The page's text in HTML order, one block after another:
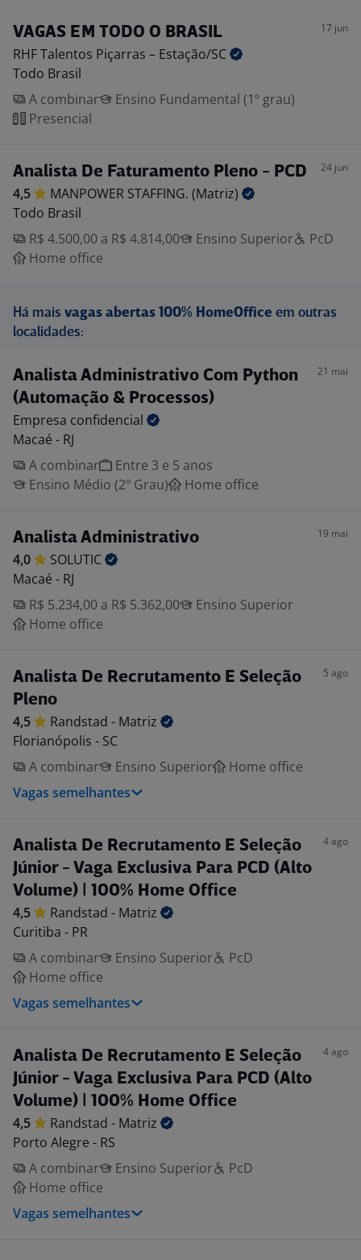
VAGAS EM TODO O BRASIL 17 jun
RHF Talentos Piçarras – Estação/SC
Todo Brasil
A combinar
Ensino Fundamental (1º grau)
Presencial
Analista De Faturamento Pleno - PCD 24 jun
4,5 MANPOWER STAFFING. (Matriz)
Todo Brasil
R$ 4.500,00 a R$ 4.814,00
Ensino Superior
PcD
Home office
Há mais vagas abertas 100% HomeOffice em outras
localidades:
Analista Administrativo Com Python
(Automação & Processos)
21 mai
Empresa confidencial
Macaé - RJ
A combinar
Entre 3 e 5 anos
Ensino Médio (2º Grau)
Home office
Analista Administrativo 19 mai
4,0
SOLUTIC
Macaé - RJ
R$ 5.234,00 a R$ 5.362,00
Ensino Superior
Home office
Analista De Recrutamento E Seleção
Pleno
5 ago
4,5 Randstad - Matriz
Florianópolis - SC
A combinar
Ensino Superior
Home office
Vagas semelhantes
Analista De Recrutamento E Seleção
Júnior - Vaga Exclusiva Para PCD (Alto
Volume) | 100% Home Office
4 ago
4,5 Randstad - Matriz
Curitiba - PR
A combinar
Ensino Superior
PcD
Home office
Vagas semelhantes
Analista De Recrutamento E Seleção
Júnior - Vaga Exclusiva Para PCD (Alto
Volume) | 100% Home Office
4 ago
4,5 Randstad - Matriz
Porto Alegre - RS
A combinar
Ensino Superior
PcD
Home office
Vagas semelhantes